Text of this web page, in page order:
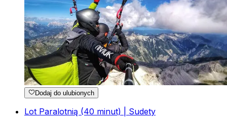
Dodaj do ulubionych
Lot Paralotnią (40 minut) | Sudety